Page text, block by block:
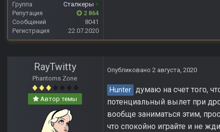
Группа
Сталкеры +
Репутация
2 864
Сообщений
8041
Регистрация
22.07.2020
RayTwitty
Phantoms Zone
Автор темы
Опубликовано 2 августа, 2020
Hunter думаю на счет того,
потенциальный вылет при
вообще заниматься этим,
что спокойно играйте и не